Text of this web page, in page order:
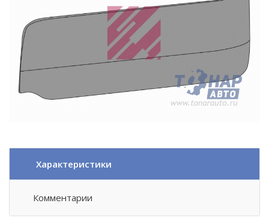
Характеристики
Комментарии